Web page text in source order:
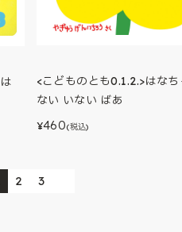
<こどものとも0.1.2.>はな
ない いない ばあ
¥460(税込)
2 3